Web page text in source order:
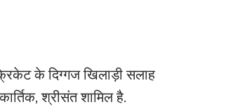
के दिग्गज खिलाड़ी सलाह
श्रीसंत शामिल है.